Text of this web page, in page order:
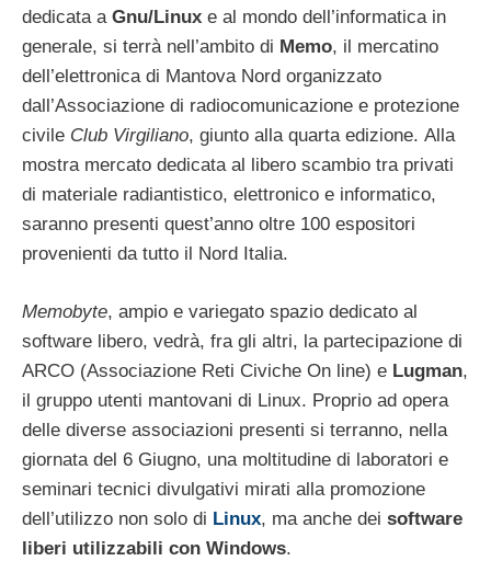
dedicata a Gnu/Linux e al mondo dell’informatica in
generale, si terrà nell’ambito di Memo, il mercatino
dell’elettronica di Mantova Nord organizzato
dall’Associazione di radiocomunicazione e protezione
civile Club Virgiliano, giunto alla quarta edizione. Alla
mostra mercato dedicata al libero scambio tra privati
di materiale radiantistico, elettronico e informatico,
saranno presenti quest’anno oltre 100 espositori
provenienti da tutto il Nord Italia.
Memobyte, ampio e variegato spazio dedicato al
software libero, vedrà, fra gli altri, la partecipazione di
ARCO (Associazione Reti Civiche On line) e Lugman,
il gruppo utenti mantovani di Linux. Proprio ad opera
delle diverse associazioni presenti si terranno, nella
giornata del 6 Giugno, una moltitudine di laboratori e
seminari tecnici divulgativi mirati alla promozione
dell’utilizzo non solo di Linux, ma anche dei software
liberi utilizzabili con Windows.